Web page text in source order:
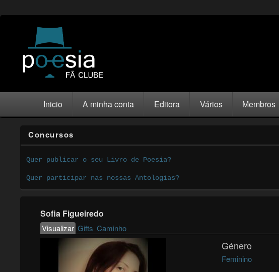
Inicio A minha conta Editora Vários Membros
Concursos
Quer publicar o seu Livro de Poesia?
Quer participar nas nossas Antologias?
Sofia Figueiredo
Primary tabs
Visualizar(active tab)
Gifts Caminho
Género
Feminino